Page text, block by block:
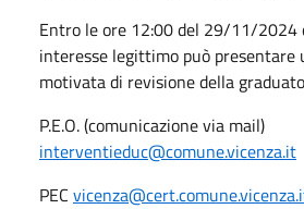
Entro le ore 12:00 del 29/11/2024
interesse legittimo può presentare
motivata di revisione della
P.E.O. (comunicazione via mail)
interventieduc@comune.vicenza.it
PEC